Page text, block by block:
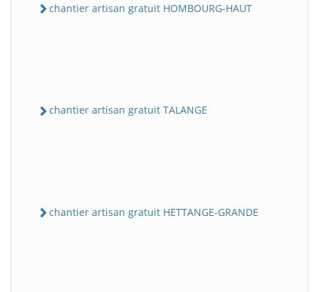
chantier artisan gratuit HOMBOURG-HAUT
chantier artisan gratuit TALANGE
chantier artisan gratuit HETTANGE-GRANDE